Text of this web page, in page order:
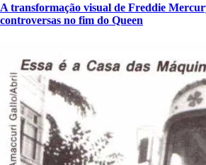
A transformação visual de Freddie
controversas no fim do Queen